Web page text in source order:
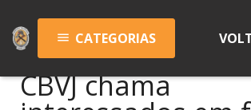
menu CATEGORIAS
CBVJ chama